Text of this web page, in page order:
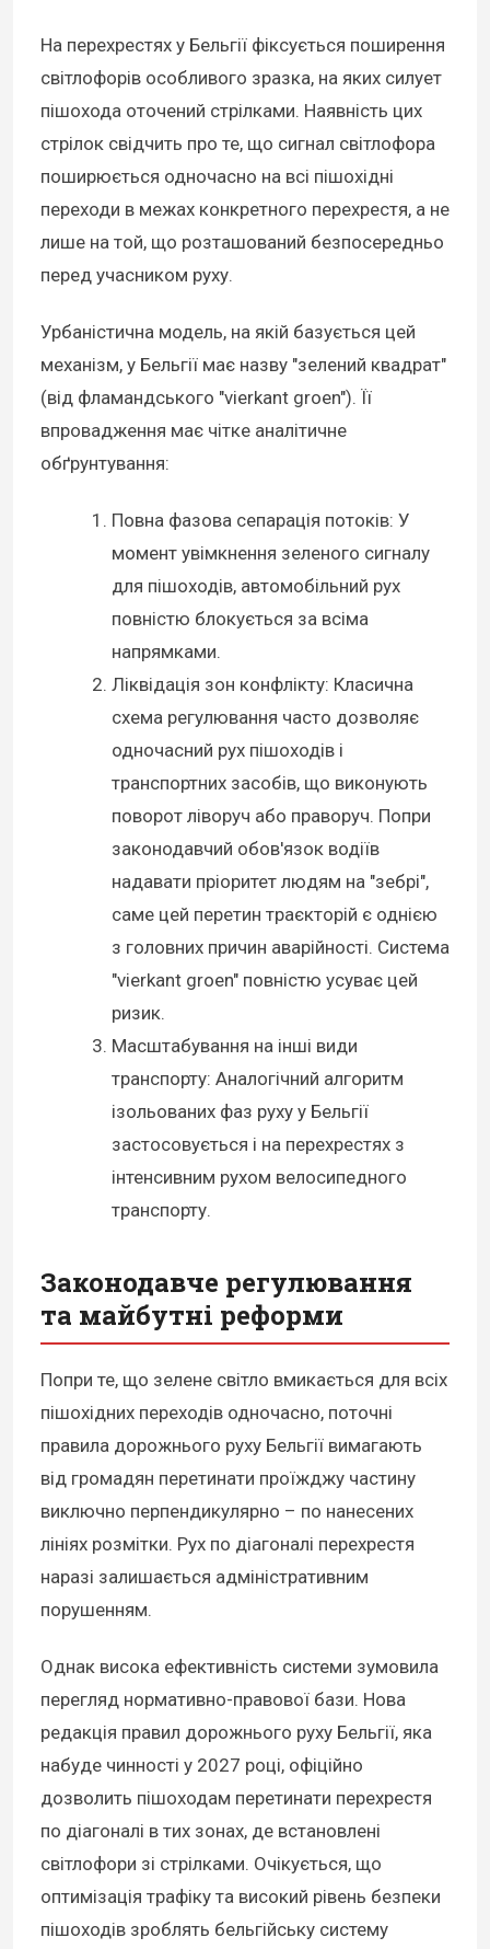
На перехрестях у Бельгії фіксується поширення
світлофорів особливого зразка, на яких силует
пішохода оточений стрілками. Наявність цих
стрілок свідчить про те, що сигнал світлофора
поширюється одночасно на всі пішохідні
переходи в межах конкретного перехрестя, а не
лише на той, що розташований безпосередньо
перед учасником руху.
Урбаністична модель, на якій базується цей
механізм, у Бельгії має назву "зелений квадрат"
(від фламандського "vierkant groen"). Її
впровадження має чітке аналітичне
обґрунтування:
Повна фазова сепарація потоків: У
момент увімкнення зеленого сигналу
для пішоходів, автомобільний рух
повністю блокується за всіма
напрямками.
Ліквідація зон конфлікту: Класична
схема регулювання часто дозволяє
одночасний рух пішоходів і
транспортних засобів, що виконують
поворот ліворуч або праворуч. Попри
законодавчий обов'язок водіїв
надавати пріоритет людям на "зебрі",
саме цей перетин траєкторій є однією
з головних причин аварійності. Система
"vierkant groen" повністю усуває цей
ризик.
Масштабування на інші види
транспорту: Аналогічний алгоритм
ізольованих фаз руху у Бельгії
застосовується і на перехрестях з
інтенсивним рухом велосипедного
транспорту.
Законодавче регулювання
та майбутні реформи
Попри те, що зелене світло вмикається для всіх
пішохідних переходів одночасно, поточні
правила дорожнього руху Бельгії вимагають
від громадян перетинати проїжджу частину
виключно перпендикулярно – по нанесених
лініях розмітки. Рух по діагоналі перехрестя
наразі залишається адміністративним
порушенням.
Однак висока ефективність системи зумовила
перегляд нормативно-правової бази. Нова
редакція правил дорожнього руху Бельгії, яка
набуде чинності у 2027 році, офіційно
дозволить пішоходам перетинати перехрестя
по діагоналі в тих зонах, де встановлені
світлофори зі стрілками. Очікується, що
оптимізація трафіку та високий рівень безпеки
пішоходів зроблять бельгійську систему